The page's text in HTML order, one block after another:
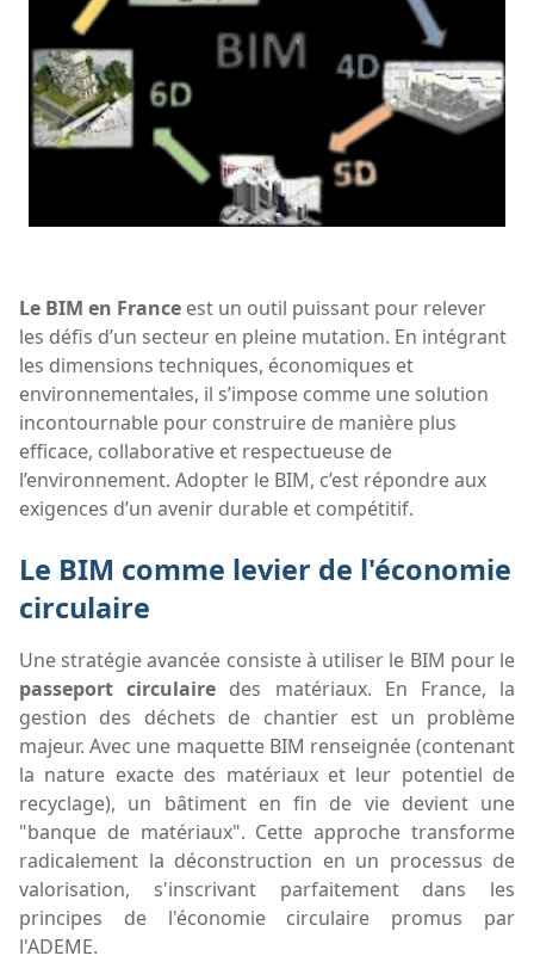
Le BIM en France est un outil puissant pour relever
les défis d’un secteur en pleine mutation. En intégrant
les dimensions techniques, économiques et
environnementales, il s’impose comme une solution
incontournable pour construire de manière plus
efficace, collaborative et respectueuse de
l’environnement. Adopter le BIM, c’est répondre aux
exigences d’un avenir durable et compétitif.
Le BIM comme levier de l'économie
circulaire
Une stratégie avancée consiste à utiliser le BIM pour le
passeport circulaire des matériaux. En France, la
gestion des déchets de chantier est un problème
majeur. Avec une maquette BIM renseignée (contenant
la nature exacte des matériaux et leur potentiel de
recyclage), un bâtiment en fin de vie devient une
"banque de matériaux". Cette approche transforme
radicalement la déconstruction en un processus de
valorisation, s'inscrivant parfaitement dans les
principes de l'économie circulaire promus par
l'ADEME.